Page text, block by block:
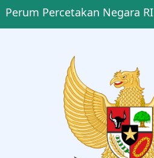
Perum Percetakan Negara RI